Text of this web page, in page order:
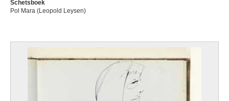
Schetsboek
Pol Mara (Leopold Leysen)